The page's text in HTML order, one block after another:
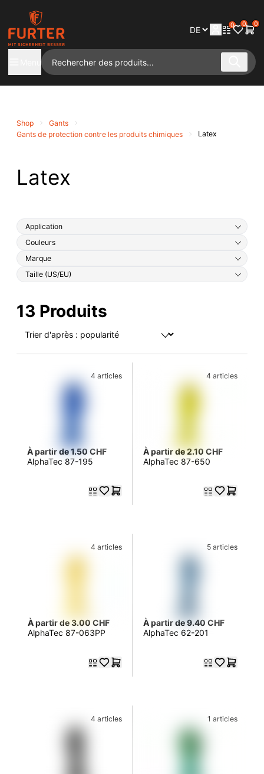
0 0 0
Shop
Gants
Gants de protection contre les produits chimiques
Latex
Latex
Application
Couleurs
Marque
Taille (US/EU)
13 Produits
4 articles
À partir de 1.50 CHF
AlphaTec 87-195
4 articles
À partir de 2.10 CHF
AlphaTec 87-650
4 articles
À partir de 3.00 CHF
AlphaTec 87-063PP
5 articles
À partir de 9.40 CHF
AlphaTec 62-201
4 articles 1 articles